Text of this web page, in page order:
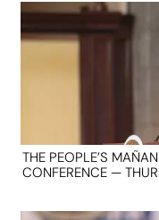
THE PEOPLE’S
CONFERENCE —